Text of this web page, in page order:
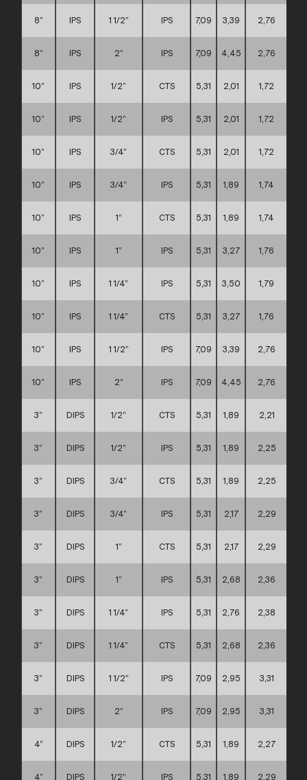
8” IPS 1 1/2” IPS 7,09 3,39 2,76
8” IPS 2” IPS 7,09 4,45 2,76
10” IPS 1/2” CTS 5,31 2,01 1,72
10” IPS 1/2” IPS 5,31 2,01 1,72
10” IPS 3/4” CTS 5,31 2,01 1,72
10” IPS 3/4” IPS 5,31 1,89 1,74
10” IPS 1” CTS 5,31 1,89 1,74
10” IPS 1” IPS 5,31 3,27 1,76
10” IPS 1 1/4” IPS 5,31 3,50 1,79
10” IPS 1 1/4” CTS 5,31 3,27 1,76
10” IPS 1 1/2” IPS 7,09 3,39 2,76
10” IPS 2” IPS 7,09 4,45 2,76
3” DIPS 1/2” CTS 5,31 1,89 2,21
3” DIPS 1/2” IPS 5,31 1,89 2,25
3” DIPS 3/4” CTS 5,31 1,89 2,25
3” DIPS 3/4” IPS 5,31 2,17 2,29
3” DIPS 1” CTS 5,31 2,17 2,29
3” DIPS 1” IPS 5,31 2,68 2,36
3” DIPS 1 1/4” IPS 5,31 2,76 2,38
3” DIPS 1 1/4” CTS 5,31 2,68 2,36
3” DIPS 1 1/2” IPS 7,09 2,95 3,31
3” DIPS 2” IPS 7,09 2,95 3,31
4” DIPS 1/2” CTS 5,31 1,89 2,27
4” DIPS 1/2” IPS 5,31 1,89 2,29